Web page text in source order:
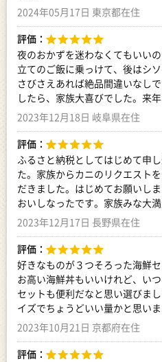
2024年05月17日 東京都在住
評価：
夜のおかずを迷わなくてもいい
立てのご飯に乗っけて、後はシ
さびさえあれば絶品間違いなし
したら、家族大喜びでした。来年
2023年12月18日 岐阜県在住
評価：
ふるさと納税としてはじめて申
た。家族からカニのリクエスト
だきました。はじめてお願いし
おいしなったです。家族みな大満
2023年12月17日 長野県在住
評価：
好きなものが３つそろった海鮮
お高い海鮮丼もいいけれど、い
セットも便利だなと思い選びま
イズでちょうどいい量かと思いま
2023年10月21日 京都府在住
評価：